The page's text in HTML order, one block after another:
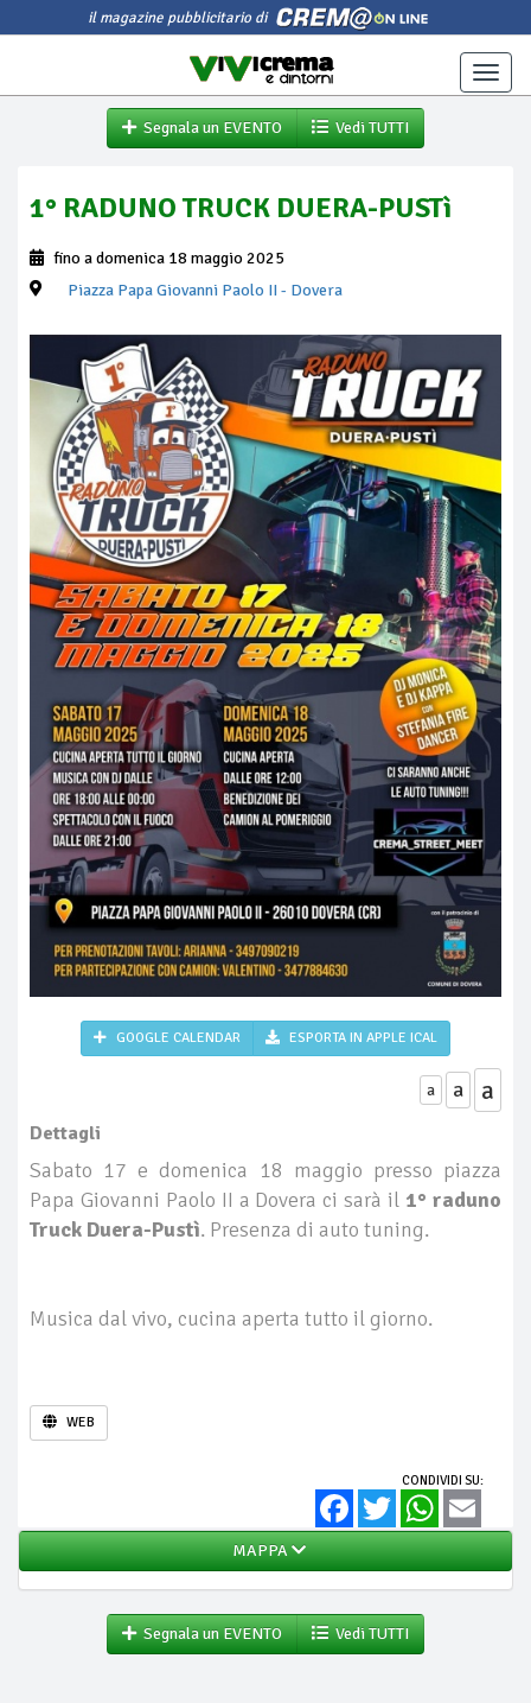
il magazine pubblicitario di
Toggle
Segnala un EVENTO
Vedi TUTTI
1° RADUNO TRUCK DUERA-PUSTì
fino a domenica 18 maggio 2025
Piazza Papa Giovanni Paolo II - Dovera
GOOGLE CALENDAR ESPORTA IN APPLE ICAL
a a a
Dettagli
Sabato 17 e domenica 18 maggio presso piazza
Papa Giovanni Paolo II a Dovera ci sarà il 1° raduno
Truck Duera-Pustì. Presenza di auto tuning.
Musica dal vivo, cucina aperta tutto il giorno.
WEB
CONDIVIDI SU:
FacebookTwitter WhatsApp
MAPPA
Segnala un EVENTO Vedi TUTTI